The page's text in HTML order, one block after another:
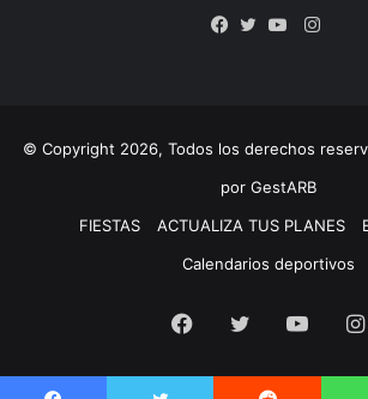
© Copyright 2026, Todos los derechos
por GestARB
FIESTAS
ACTUALIZA TUS PLANES
Calendarios deportivos
Facebook
Twitter